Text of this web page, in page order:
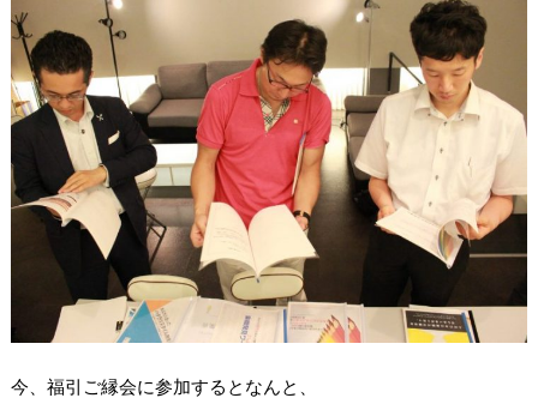
今、福引ご縁会に参加するとなんと、